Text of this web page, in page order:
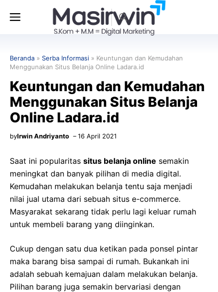
Menu
Beranda » Serba Informasi » Keuntungan dan Kemudahan
Menggunakan Situs Belanja Online Ladara.id
Keuntungan dan Kemudahan
Menggunakan Situs Belanja
Online Ladara.id
byIrwin Andriyanto 16 April 2021
Saat ini popularitas situs belanja online semakin
meningkat dan banyak pilihan di media digital.
Kemudahan melakukan belanja tentu saja menjadi
nilai jual utama dari sebuah situs e-commerce.
Masyarakat sekarang tidak perlu lagi keluar rumah
untuk membeli barang yang diinginkan.
Cukup dengan satu dua ketikan pada ponsel pintar
maka barang bisa sampai di rumah. Bukankah ini
adalah sebuah kemajuan dalam melakukan belanja.
Pilihan barang juga semakin bervariasi dengan